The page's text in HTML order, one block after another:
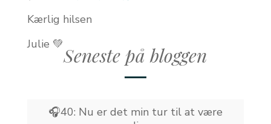
Kærlig hilsen
Julie 💚Seneste på bloggen
🎧40: Nu er det min tur til at være